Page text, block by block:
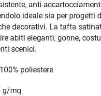
anti-
ideale sia per progetti
decorativi. La tafta
abiti eleganti, gonne,
scenici.
poliestere
g/mq